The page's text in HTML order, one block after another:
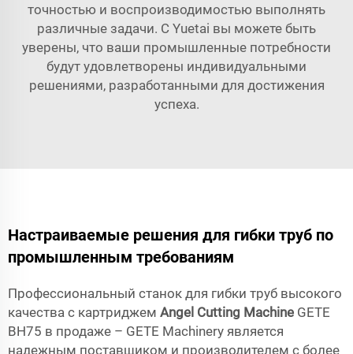
точностью и воспроизводимостью выполнять
различные задачи. С Yuetai вы можете быть
уверены, что ваши промышленные потребности
будут удовлетворены индивидуальными
решениями, разработанными для достижения
успеха.
Настраиваемые решения для гибки труб по
промышленным требованиям
Профессиональный станок для гибки труб высокого
качества с картриджем Angel Cutting Machine GETE
BH75 в продаже – GETE Machinery является
надежным поставщиком и производителем с более